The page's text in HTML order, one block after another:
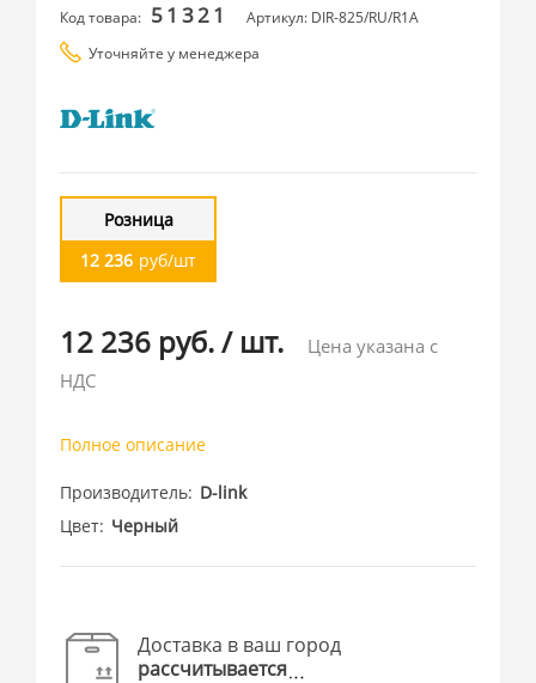
Код товара: 51321
Артикул: DIR-825/RU/R1A
Уточняйте у менеджера
Розница
12 236 руб/шт
12 236 руб./ шт.
Цена указана с
НДС
Полное описание
Производитель D-link
Цвет Черный
Доставка в ваш город
рассчитывается